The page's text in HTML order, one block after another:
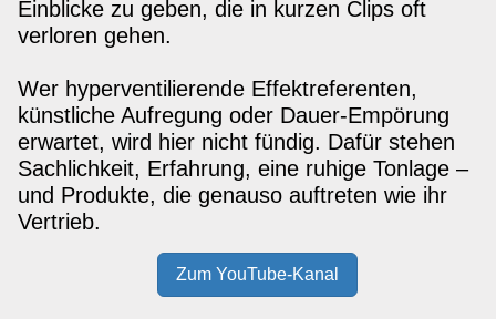
Einblicke zu geben, die in kurzen Clips oft
verloren gehen.
Wer hyperventilierende Effektreferenten,
künstliche Aufregung oder Dauer-Empörung
erwartet, wird hier nicht fündig. Dafür stehen
Sachlichkeit, Erfahrung, eine ruhige Tonlage –
und Produkte, die genauso auftreten wie ihr
Vertrieb.
Zum YouTube-Kanal